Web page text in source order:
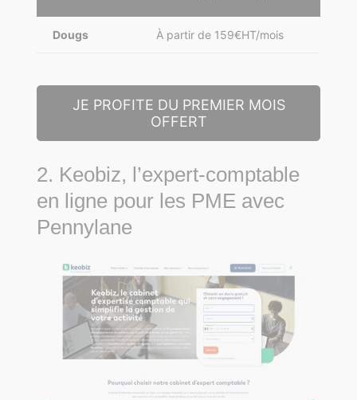
Dougs À partir de 159€HT/mois
JE PROFITE DU PREMIER MOIS
OFFERT
2. Keobiz, l’expert-comptable
en ligne pour les PME avec
Pennylane